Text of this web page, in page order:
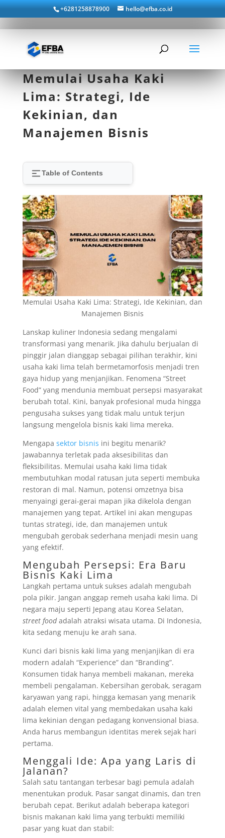
+6281258878900 hello@efba.co.id
Memulai Usaha Kaki
Lima: Strategi, Ide
Kekinian, dan
Manajemen Bisnis
Table of Contents
Memulai Usaha Kaki Lima: Strategi, Ide Kekinian, dan
Manajemen Bisnis
Lanskap kuliner Indonesia sedang mengalami
transformasi yang menarik. Jika dahulu berjualan di
pinggir jalan dianggap sebagai pilihan terakhir, kini
usaha kaki lima telah bermetamorfosis menjadi tren
gaya hidup yang menjanjikan. Fenomena “Street
Food” yang mendunia membuat persepsi masyarakat
berubah total. Kini, banyak profesional muda hingga
pengusaha sukses yang tidak malu untuk terjun
langsung mengelola bisnis kaki lima mereka.
Mengapa sektor bisnis ini begitu menarik?
Jawabannya terletak pada aksesibilitas dan
fleksibilitas. Memulai usaha kaki lima tidak
membutuhkan modal ratusan juta seperti membuka
restoran di mal. Namun, potensi omzetnya bisa
menyaingi gerai-gerai mapan jika dikelola dengan
manajemen yang tepat. Artikel ini akan mengupas
tuntas strategi, ide, dan manajemen untuk
mengubah gerobak sederhana menjadi mesin uang
yang efektif.
Mengubah Persepsi: Era Baru
Bisnis Kaki Lima
Langkah pertama untuk sukses adalah mengubah
pola pikir. Jangan anggap remeh usaha kaki lima. Di
negara maju seperti Jepang atau Korea Selatan,
street foodadalah atraksi wisata utama. Di Indonesia,
kita sedang menuju ke arah sana.
Kunci dari bisnis kaki lima yang menjanjikan di era
modern adalah “Experience” dan “Branding”.
Konsumen tidak hanya membeli makanan, mereka
membeli pengalaman. Kebersihan gerobak, seragam
karyawan yang rapi, hingga kemasan yang menarik
adalah elemen vital yang membedakan usaha kaki
lima kekinian dengan pedagang konvensional biasa.
Anda harus membangun identitas merek sejak hari
pertama.
Menggali Ide: Apa yang Laris di
Jalanan?
Salah satu tantangan terbesar bagi pemula adalah
menentukan produk. Pasar sangat dinamis, dan tren
berubah cepat. Berikut adalah beberapa kategori
bisnis makanan kaki lima yang terbukti memiliki
pasar yang kuat dan stabil: